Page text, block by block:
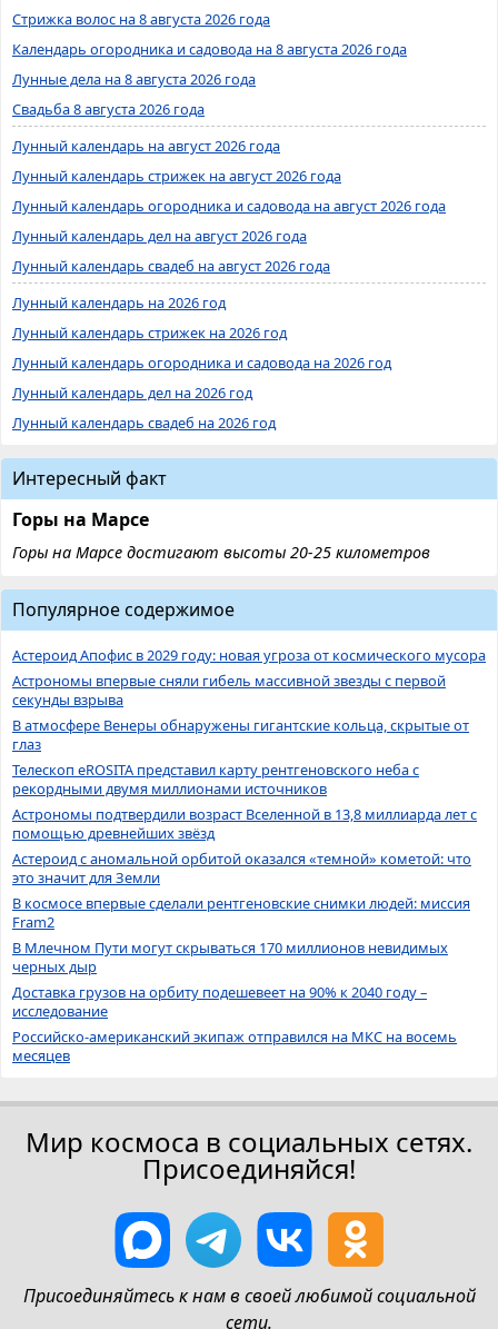
Стрижка волос на 8 августа 2026 года
Календарь огородника и садовода на 8 августа 2026 года
Лунные дела на 8 августа 2026 года
Свадьба 8 августа 2026 года
Лунный календарь на август 2026 года
Лунный календарь стрижек на август 2026 года
Лунный календарь огородника и садовода на август 2026 года
Лунный календарь дел на август 2026 года
Лунный календарь свадеб на август 2026 года
Лунный календарь на 2026 год
Лунный календарь стрижек на 2026 год
Лунный календарь огородника и садовода на 2026 год
Лунный календарь дел на 2026 год
Лунный календарь свадеб на 2026 год
Интересный факт
Горы на Марсе
Горы на Марсе достигают высоты 20-25 километров
Популярное содержимое
Астероид Апофис в 2029 году: новая угроза от космического мусора
Астрономы впервые сняли гибель массивной звезды с первой
секунды взрыва
В атмосфере Венеры обнаружены гигантские кольца, скрытые от
глаз
Телескоп eROSITA представил карту рентгеновского неба с
рекордными двумя миллионами источников
Астрономы подтвердили возраст Вселенной в 13,8 миллиарда лет с
помощью древнейших звёзд
Астероид с аномальной орбитой оказался «темной» кометой: что
это значит для Земли
В космосе впервые сделали рентгеновские снимки людей: миссия
Fram2
В Млечном Пути могут скрываться 170 миллионов невидимых
черных дыр
Доставка грузов на орбиту подешевеет на 90% к 2040 году –
исследование
Российско-американский экипаж отправился на МКС на восемь
месяцев
Мир космоса в социальных сетях.
Присоединяйся!
Присоединяйтесь к нам в своей любимой социальной
сети.